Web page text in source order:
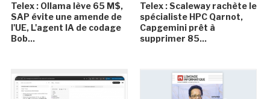
Telex : Ollama lève 65 M$,
SAP évite une amende de
l'UE, L'agent IA de codage
Bob...
Telex : Scaleway rachète le
spécialiste HPC Qarnot,
Capgemini prêt à
supprimer 85...